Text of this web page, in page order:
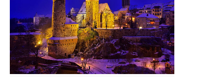
Natürlich fehlt im Angebot auch nicht der
originale Weihnachtsschmuck aus dem nicht
weit entfernten Erzgebirge. Umrahmt von
der romantischen Altstadtkulisse hat sich
der Bautzener Weihnachtsmarkt viele lange
Traditionen bewahrt und erwartet wieder